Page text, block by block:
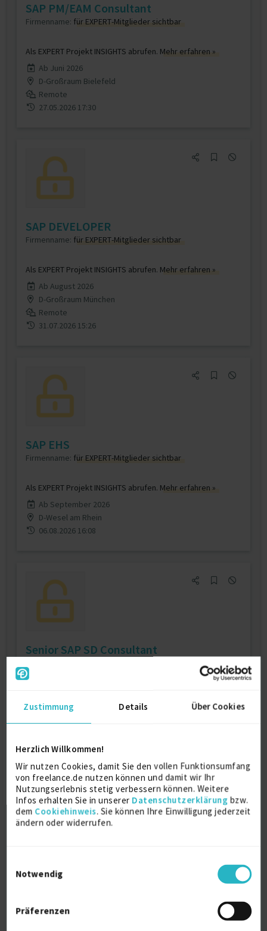
Zustimmung Details Über Cookies
Herzlich Willkommen!
Wir nutzen Cookies, damit Sie den vollen Funktionsumfang
von freelance.de nutzen können und damit wir Ihr
Nutzungserlebnis stetig verbessern können. Weitere
Infos erhalten Sie in unserer Datenschutzerklärung bzw.
dem Cookiehinweis. Sie können Ihre Einwilligung jederzeit
ändern oder widerrufen.
Notwendig
Präferenzen
SAP PM/EAM Consultant
Firmenname: für EXPERT-Mitglieder sichtbar
Als EXPERT Projekt INSIGHTS abrufen. Mehr erfahren »
Ab Juni 2026
D-Großraum Bielefeld
Remote
27.05.2026 17:30
SAP DEVELOPER
Firmenname: für EXPERT-Mitglieder sichtbar
Als EXPERT Projekt INSIGHTS abrufen. Mehr erfahren »
Ab August 2026
D-Großraum München
Remote
31.07.2026 15:26
SAP EHS
Firmenname: für EXPERT-Mitglieder sichtbar
Als EXPERT Projekt INSIGHTS abrufen. Mehr erfahren »
Ab September 2026
D-Wesel am Rhein
06.08.2026 16:08
Senior SAP SD Consultant
Ab September 2026
D-Großraum München
23.07.2026 15:48
FICO SAP Expert (m/w/d)
Firmenname:
Als EXPERT Projekt INSIGHTS abrufen.